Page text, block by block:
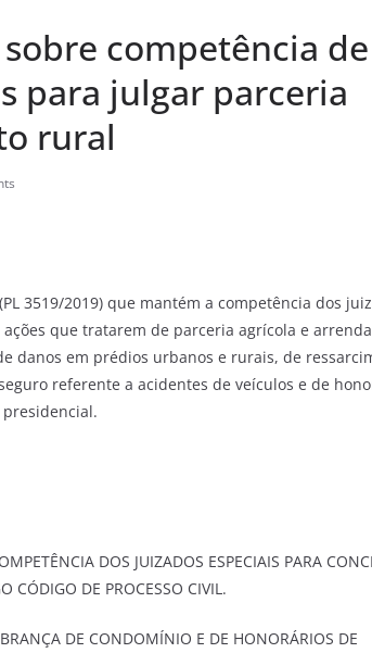
competência de
para julgar parceria
rural
3519/2019) que mantém a competência dos
que tratarem de parceria agrícola e
danos em prédios urbanos e rurais, de
referente a acidentes de veículos e de
DOS JUIZADOS ESPECIAIS PARA
CÓDIGO DE PROCESSO CIVIL.
DE CONDOMÍNIO E DE HONORÁRIOS DE